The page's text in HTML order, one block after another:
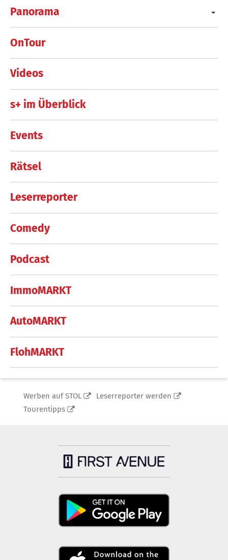
Panorama
OnTour
Videos
s+ im Überblick
Events
Rätsel
Leserreporter
Comedy
Podcast
ImmoMARKT
AutoMARKT
FlohMARKT
Werben auf STOL
Leserreporter werden
Tourentipps